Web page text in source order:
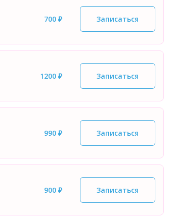
700 ₽ Записаться
1200 ₽ Записаться
990 ₽ Записаться
900 ₽ Записаться